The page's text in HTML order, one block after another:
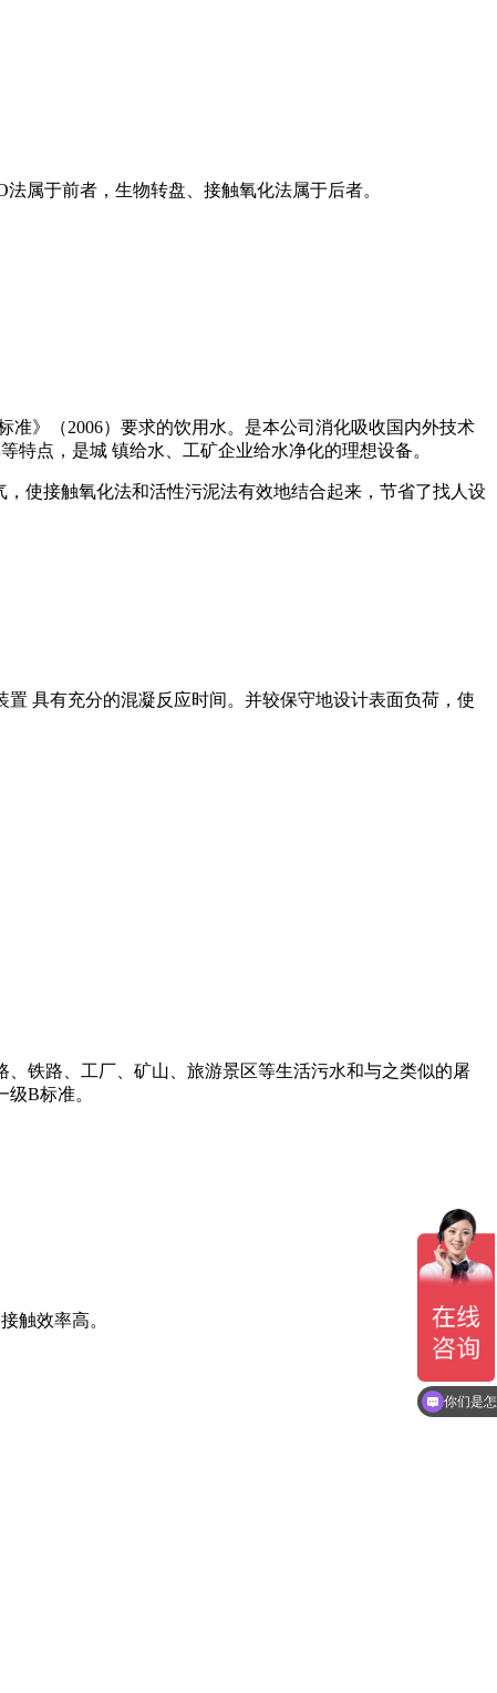
属于前者，生物转盘、接触氧化法属于后者。
》（2006）要求的饮用水。是本公司消化吸收国内外技术
点，是城 镇给水、工矿企业给水净化的理想设备。
使接触氧化法和活性污泥法有效地结合起来，节省了找人设
具有充分的混凝反应时间。并较保守地设计表面负荷，使
铁路、工厂、矿山、旅游景区等生活污水和与之类似的屠
B标准。
触效率高。
你们是
现在有